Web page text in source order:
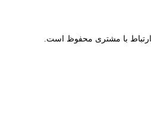
با مشتری محفوظ است.